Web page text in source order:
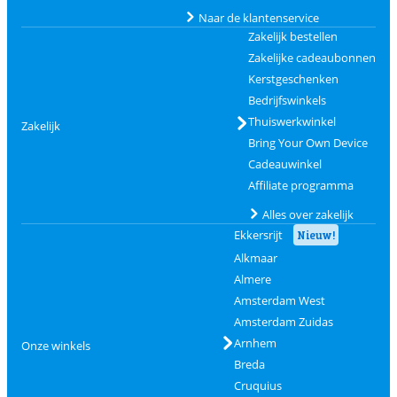
Naar de klantenservice
Zakelijk
Zakelijk bestellen
Zakelijke cadeaubonnen
Kerstgeschenken
Bedrijfswinkels
Thuiswerkwinkel
Bring Your Own Device
Cadeauwinkel
Affiliate programma
Alles over zakelijk
Onze winkels
Ekkersrijt Nieuw!
Alkmaar
Almere
Amsterdam West
Amsterdam Zuidas
Arnhem
Breda
Cruquius